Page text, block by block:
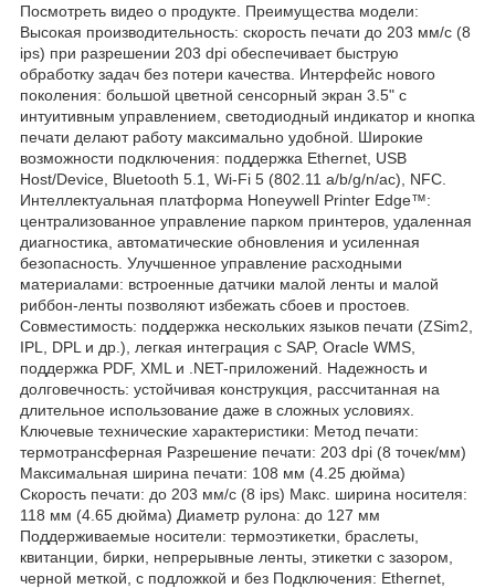
Посмотреть видео о продукте. Преимущества модели:
Высокая производительность: скорость печати до 203 мм/с (8
ips) при разрешении 203 dpi обеспечивает быструю
обработку задач без потери качества. Интерфейс нового
поколения: большой цветной сенсорный экран 3.5" с
интуитивным управлением, светодиодный индикатор и кнопка
печати делают работу максимально удобной. Широкие
возможности подключения: поддержка Ethernet, USB
Host/Device, Bluetooth 5.1, Wi-Fi 5 (802.11 a/b/g/n/ac), NFC.
Интеллектуальная платформа Honeywell Printer Edge™:
централизованное управление парком принтеров, удаленная
диагностика, автоматические обновления и усиленная
безопасность. Улучшенное управление расходными
материалами: встроенные датчики малой ленты и малой
риббон-ленты позволяют избежать сбоев и простоев.
Совместимость: поддержка нескольких языков печати (ZSim2,
IPL, DPL и др.), легкая интеграция с SAP, Oracle WMS,
поддержка PDF, XML и .NET-приложений. Надежность и
долговечность: устойчивая конструкция, рассчитанная на
длительное использование даже в сложных условиях.
Ключевые технические характеристики: Метод печати:
термотрансферная Разрешение печати: 203 dpi (8 точек/мм)
Максимальная ширина печати: 108 мм (4.25 дюйма)
Скорость печати: до 203 мм/с (8 ips) Макс. ширина носителя:
118 мм (4.65 дюйма) Диаметр рулона: до 127 мм
Поддерживаемые носители: термоэтикетки, браслеты,
квитанции, бирки, непрерывные ленты, этикетки с зазором,
черной меткой, с подложкой и без Подключения: Ethernet,